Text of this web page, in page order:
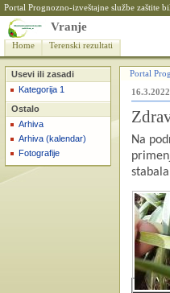
Portal Prognozno-izveštajne službe zaštite
Vranje
Home Terenski rezultati
Usevi ili zasadi
Kategorija 1
Ostalo
Arhiva
Arhiva (kalendar)
Fotografije
Portal
16.3.2022
Na